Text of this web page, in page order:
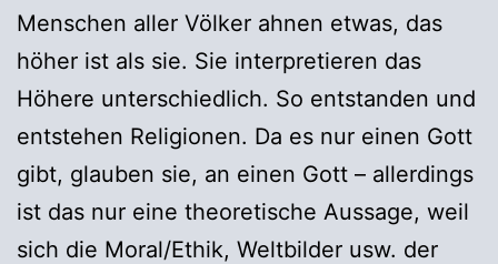
Menschen aller Völker ahnen etwas, das
höher ist als sie. Sie interpretieren das
Höhere unterschiedlich. So entstanden und
entstehen Religionen. Da es nur einen Gott
gibt, glauben sie, an einen Gott – allerdings
ist das nur eine theoretische Aussage, weil
sich die Moral/Ethik, Weltbilder usw. der